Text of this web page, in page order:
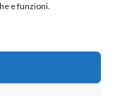
e funzioni.